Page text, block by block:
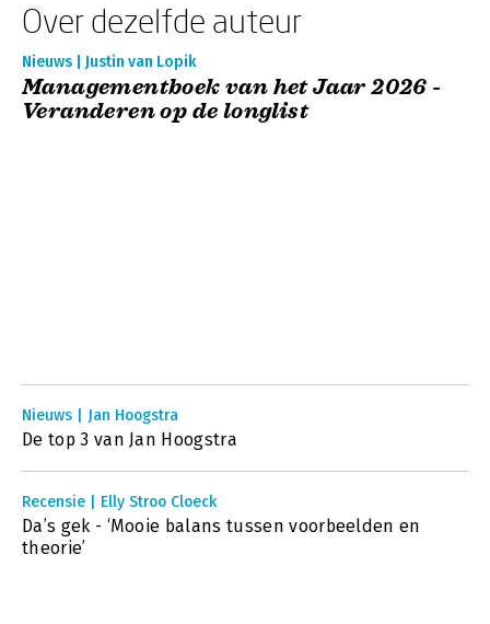
Over dezelfde auteur
Nieuws | Justin van Lopik
Managementboek van het Jaar 2026 -
Veranderen op de longlist
Nieuws | Jan Hoogstra
De top 3 van Jan Hoogstra
Recensie | Elly Stroo Cloeck
Da’s gek - ‘Mooie balans tussen voorbeelden en
theorie’